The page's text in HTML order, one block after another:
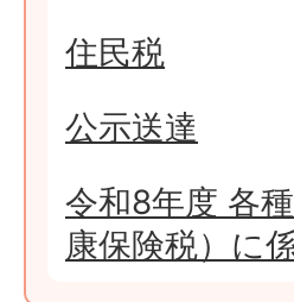
住民税
公示送達
令和8年度 各
康保険税）に